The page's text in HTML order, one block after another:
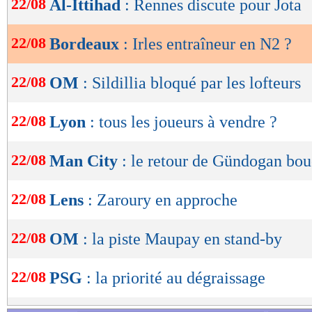
de
OK
22/08 Al-Ittihad : Rennes discute pour Jota
22/08 Bordeaux : Irles entraîneur en N2 ?
22/08 OM : Sildillia bloqué par les lofteurs
22/08 Lyon : tous les joueurs à vendre ?
22/08 Man City : le retour de Gündogan
22/08 Lens : Zaroury en approche
22/08 OM : la piste Maupay en stand-by
22/08 PSG : la priorité au dégraissage